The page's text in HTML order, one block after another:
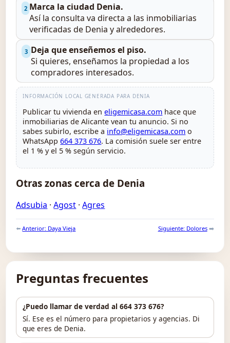
2 Marca la ciudad Denia.
Así la consulta va directa a las inmobiliarias
verificadas de Denia y alrededores.
3 Deja que enseñemos el piso.
Si quieres, enseñamos la propiedad a los
compradores interesados.
INFORMACIÓN LOCAL GENERADA PARA DENIA
Publicar tu vivienda eneligemicasa.com hace que
inmobiliarias de Alicante vean tu anuncio. Si no
sabes subirlo, escribe a info@eligemicasa.com o
WhatsApp664 373 676. La comisión suele ser entre
el 1 % y el 5 % según servicio.
Otras zonas cerca de Denia
Adsubia ·Agost ·Agres
⬅️Anterior: Daya Vieja Siguiente: Dolores➡️
Preguntas frecuentes
¿Puedo llamar de verdad al 664 373 676?
Sí. Ese es el número para propietarios y agencias. Di
que eres de Denia.